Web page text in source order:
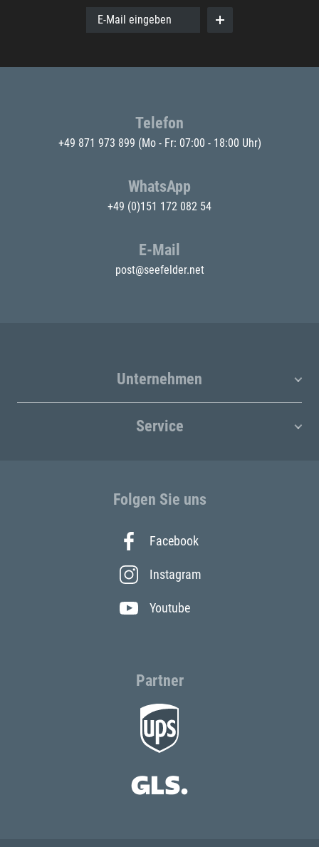
E-Mail eingeben
Telefon
+49 871 973 899 (Mo - Fr: 07:00 - 18:00 Uhr)
WhatsApp
+49 (0)151 172 082 54
E-Mail
post@seefelder.net
Unternehmen
Service
Folgen Sie uns
Facebook
Instagram
Youtube
Partner